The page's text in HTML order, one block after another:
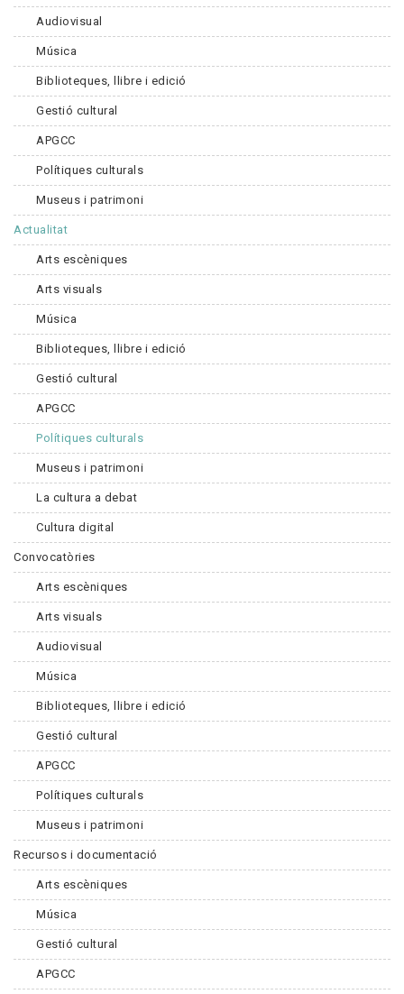
Audiovisual
Música
Biblioteques, llibre i edició
Gestió cultural
APGCC
Polítiques culturals
Museus i patrimoni
Actualitat
Arts escèniques
Arts visuals
Música
Biblioteques, llibre i edició
Gestió cultural
APGCC
Polítiques culturals
Museus i patrimoni
La cultura a debat
Cultura digital
Convocatòries
Arts escèniques
Arts visuals
Audiovisual
Música
Biblioteques, llibre i edició
Gestió cultural
APGCC
Polítiques culturals
Museus i patrimoni
Recursos i documentació
Arts escèniques
Música
Gestió cultural
APGCC